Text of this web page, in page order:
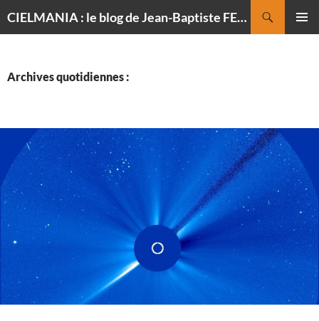
CIELMANIA : le blog de Jean-Baptiste FELDMANN, photographe du ciel
Archives quotidiennes :